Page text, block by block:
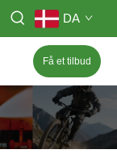
DA
Få et tilbud